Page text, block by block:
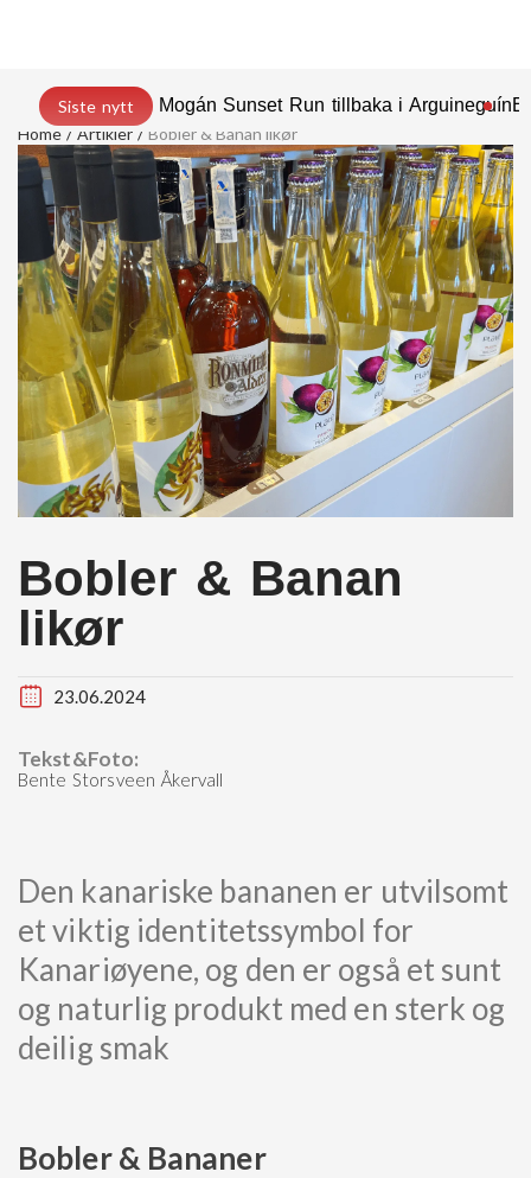
Siste nytt Mogán Sunset Run tillbaka i Arguineguín
Home
Artikler Bobler & Banan likør
Bobler & Banan
likør
23.06.2024
Tekst&Foto:
Bente Storsveen Åkervall
Den kanariske bananen er utvilsomt
et viktig identitetssymbol for
Kanariøyene, og den er også et sunt
og naturlig produkt med en sterk og
deilig smak
Bobler & Bananer